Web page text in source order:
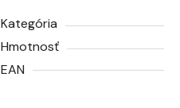
Kategória
Hmotnosť
EAN